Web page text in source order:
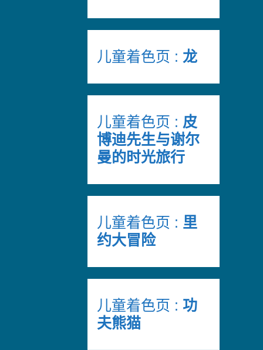
儿童着色页 : 龙
儿童着色页 : 皮
博迪先生与谢尔
曼的时光旅行
儿童着色页 : 里
约大冒险
儿童着色页 : 功
夫熊猫